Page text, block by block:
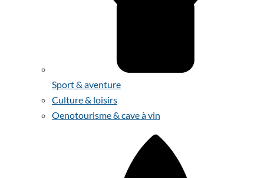
Sport & aventure
Culture & loisirs
Oenotourisme & cave à vin